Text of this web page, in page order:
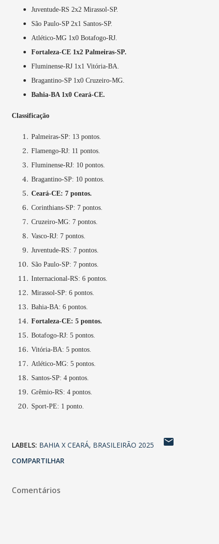
Juventude-RS 2x2 Mirassol-SP.
São Paulo-SP 2x1 Santos-SP.
Atlético-MG 1x0 Botafogo-RJ.
Fortaleza-CE 1x2 Palmeiras-SP.
Fluminense-RJ 1x1 Vitória-BA.
Bragantino-SP 1x0 Cruzeiro-MG.
Bahia-BA 1x0 Ceará-CE.
Classificação
Palmeiras-SP: 13 pontos.
Flamengo-RJ: 11 pontos.
Fluminense-RJ: 10 pontos.
Bragantino-SP: 10 pontos.
Ceará-CE: 7 pontos.
Corinthians-SP: 7 pontos.
Cruzeiro-MG: 7 pontos.
Vasco-RJ: 7 pontos.
Juventude-RS: 7 pontos.
São Paulo-SP: 7 pontos.
Internacional-RS: 6 pontos.
Mirassol-SP: 6 pontos.
Bahia-BA: 6 pontos.
Fortaleza-CE: 5 pontos.
Botafogo-RJ: 5 pontos.
Vitória-BA: 5 pontos.
Atlético-MG: 5 pontos.
Santos-SP: 4 pontos.
Grêmio-RS: 4 pontos.
Sport-PE: 1 ponto.
LABELS: BAHIA X CEARÁ BRASILEIRÃO 2025
COMPARTILHAR
Comentários